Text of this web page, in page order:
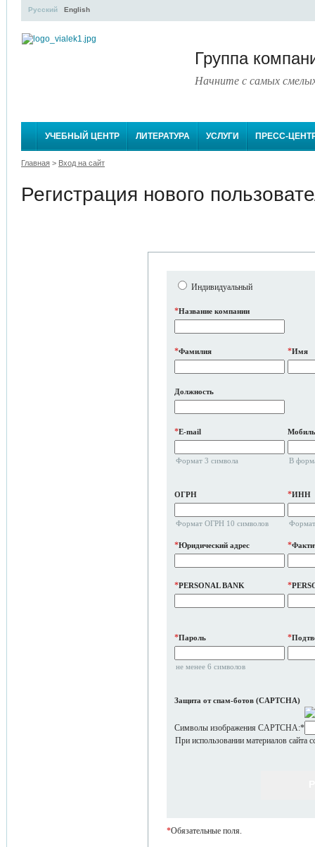
Группа
Начните с самых
Русский English
УЧЕБНЫЙ ЦЕНТР ЛИТЕРАТУРА УСЛУГИ ПРЕСС-
Главная > Вход на сайт
Регистрация нового
Индивидуальный
*Название компании
*Фамилия *Имя
Должность
*E-mail
Формат 3 символа В
ОГРН
Формат ОГРН 10 символов
*ИНН
*Юридический адрес *
*PERSONAL BANK *
*Пароль
не менее 6 символов
*
Защита от спам-ботов (CAPTCHA)
Символы изображения CAPTCHA:*
При использовании материалов сайта
*Обязательные поля.